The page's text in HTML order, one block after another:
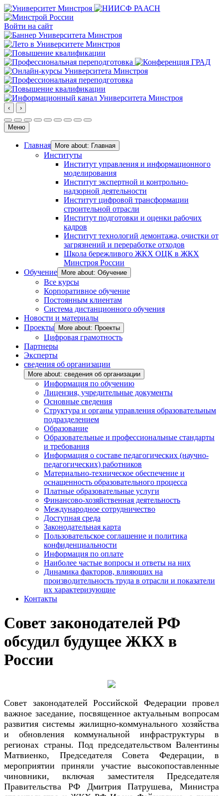
Войти на сайт
‹ ›
Меню
Главная More about: Главная
Институты
Институт управления и информационного
моделирования
Институт экспертной и контрольно-
надзорной деятельности
Институт цифровой трансформации
строительной отрасли
Институт подготовки и оценки рабочих
кадров
Институт технологий демонтажа, очистки от
загрязнений и переработке отходов
Школа бережливого ЖКХ ОЦК в ЖКХ
Минстроя России
Обучение
More about: Обучение
Все курсы
Корпоративное обучение
Постоянным клиентам
Система дистанционного обучения
Новости и материалы
Проекты
More about: Проекты
Цифровая грамотность
Партнеры
Эксперты
сведения об организации
More about: сведения об организации
Информация по обучению
Лицензия, учредительные документы
Основные сведения
Структура и органы управления образовательным
подразделением
Образование
Образовательные и профессиональные стандарты
и требования
Информация о составе педагогических (научно-
педагогических) работников
Материально-техническое обеспечение и
оснащенность образовательного процесса
Платные образовательные услуги
Финансово-хозяйственная деятельность
Международное сотрудничество
Доступная среда
Законодательная карта
Пользовательское соглашение и политика
конфиденциальности
Информация по оплате
Наиболее частые вопросы и ответы на них
Динамика факторов, влияющих на
производительность труда в отрасли и показатели
их характеризующие
Контакты
Совет законодателей РФ
обсудил будущее ЖКХ в
России
Совет законодателей Российской Федерации провел
важное заседание, посвященное актуальным вопросам
развития системы жилищно-коммунального хозяйства
и обновления коммунальной инфраструктуры в
регионах страны. Под председательством Валентины
Матвиенко, Председателя Совета Федерации, в
мероприятии приняли участие высокопоставленные
чиновники, включая заместителя Председателя
Правительства РФ Дмитрия Патрушева, Министра